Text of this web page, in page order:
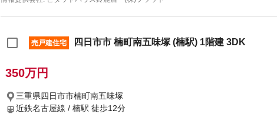
売戸建住宅 四日市市 楠町南五味塚 (楠駅) 1階建 3DK
350万円
三重県四日市市楠町南五味塚
近鉄名古屋線 / 楠駅 徒歩12分